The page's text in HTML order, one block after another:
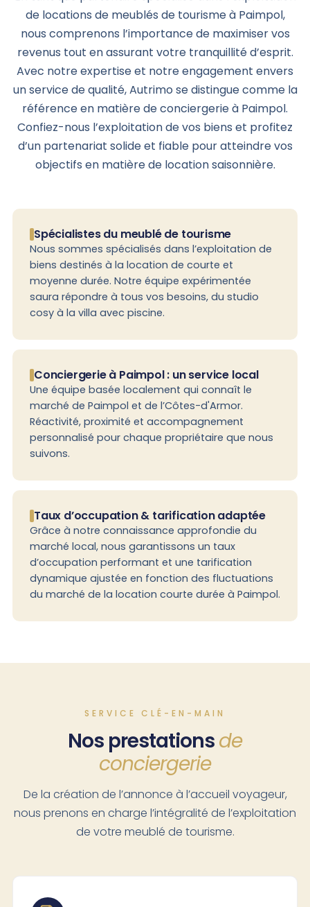
de locations de meublés de tourisme à Paimpol,
nous comprenons l’importance de maximiser vos
revenus tout en assurant votre tranquillité d’esprit.
Avec notre expertise et notre engagement envers
un service de qualité, Autrimo se distingue comme la
référence en matière de conciergerie à Paimpol.
Confiez-nous l’exploitation de vos biens et profitez
d’un partenariat solide et fiable pour atteindre vos
objectifs en matière de location saisonnière.
Spécialistes du meublé de tourisme
Nous sommes spécialisés dans l’exploitation de
biens destinés à la location de courte et
moyenne durée. Notre équipe expérimentée
saura répondre à tous vos besoins, du studio
cosy à la villa avec piscine.
Conciergerie à Paimpol : un service local
Une équipe basée localement qui connaît le
marché de Paimpol et de l’Côtes-d'Armor.
Réactivité, proximité et accompagnement
personnalisé pour chaque propriétaire que nous
suivons.
Taux d’occupation & tarification adaptée
Grâce à notre connaissance approfondie du
marché local, nous garantissons un taux
d’occupation performant et une tarification
dynamique ajustée en fonction des fluctuations
du marché de la location courte durée à Paimpol.
SERVICE CLÉ-EN-MAIN
Nos prestationsde
conciergerie
De la création de l’annonce à l’accueil voyageur,
nous prenons en charge l’intégralité de l’exploitation
de votre meublé de tourisme.